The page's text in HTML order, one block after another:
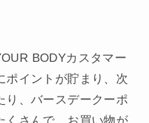
BODYカスタマー
ポイントが貯まり、次
り、バースデークーポ